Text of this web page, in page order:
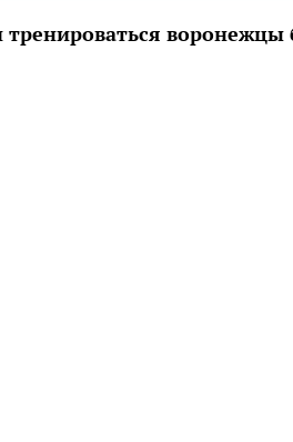
воронежцы